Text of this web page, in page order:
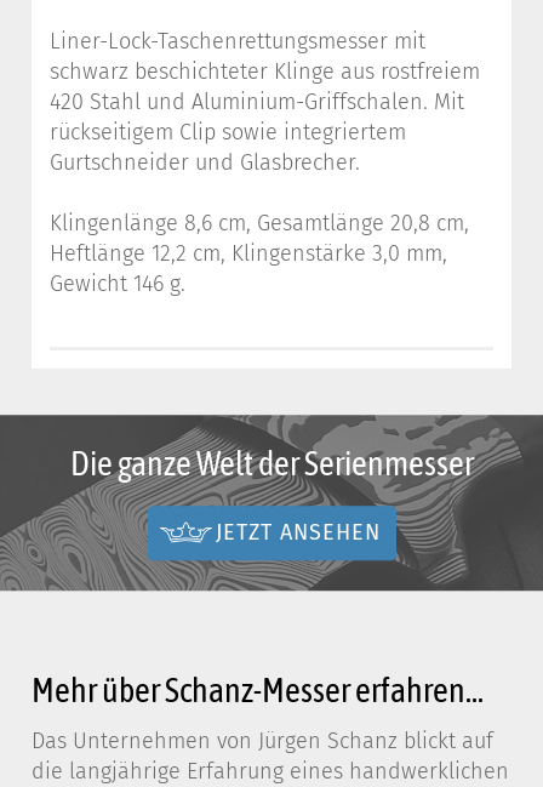
Liner-Lock-Taschenrettungsmesser mit
schwarz beschichteter Klinge aus rostfreiem
420 Stahl und Aluminium-Griffschalen. Mit
rückseitigem Clip sowie integriertem
Gurtschneider und Glasbrecher.
Klingenlänge 8,6 cm, Gesamtlänge 20,8 cm,
Heftlänge 12,2 cm, Klingenstärke 3,0 mm,
Gewicht 146 g.
Die ganze Welt der Serienmesser
JETZT ANSEHEN
Mehr über Schanz-Messer erfahren...
Das Unternehmen von Jürgen Schanz blickt auf
die langjährige Erfahrung eines handwerklichen